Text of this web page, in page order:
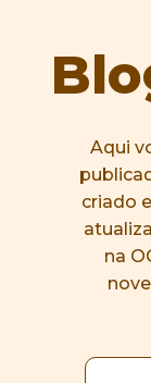
Aqui
criado
na